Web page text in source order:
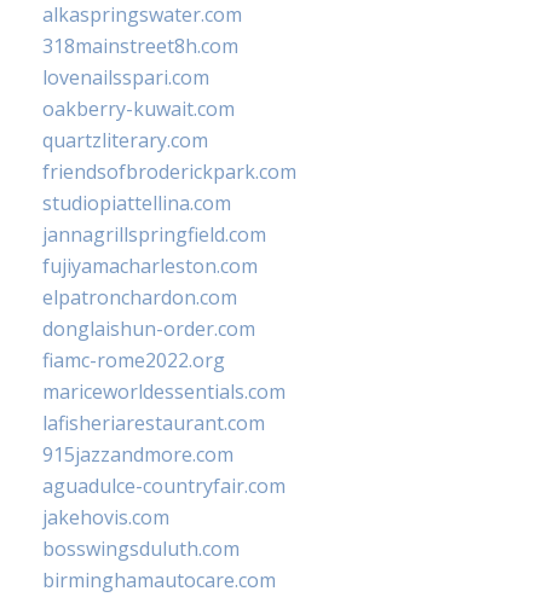
alkaspringswater.com
318mainstreet8h.com
lovenailsspari.com
oakberry-kuwait.com
quartzliterary.com
friendsofbroderickpark.com
studiopiattellina.com
jannagrillspringfield.com
fujiyamacharleston.com
elpatronchardon.com
donglaishun-order.com
fiamc-rome2022.org
mariceworldessentials.com
lafisheriarestaurant.com
915jazzandmore.com
aguadulce-countryfair.com
jakehovis.com
bosswingsduluth.com
birminghamautocare.com